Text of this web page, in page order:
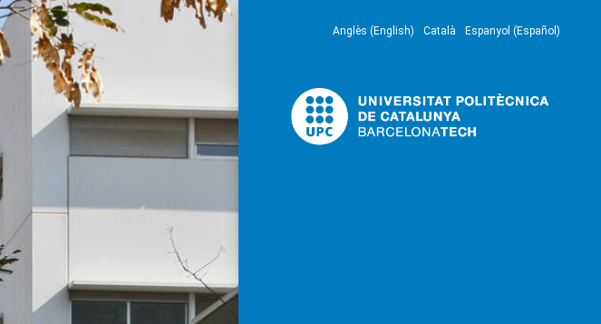
Anglès (English) Català Espanyol (Español)